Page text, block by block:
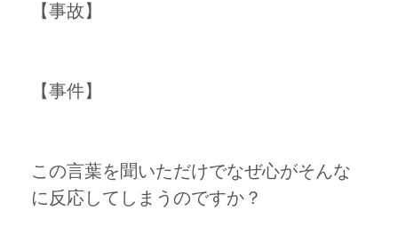
【事故】
【事件】
この言葉を聞いただけでなぜ心がそんな
に反応してしまうのですか？